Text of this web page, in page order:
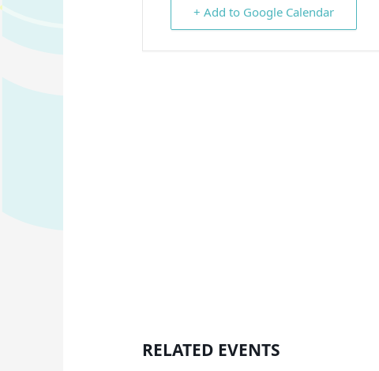
+ Add to Google Calendar
RELATED EVENTS